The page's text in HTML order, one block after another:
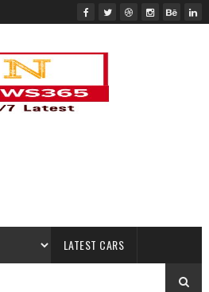
LATEST CARS